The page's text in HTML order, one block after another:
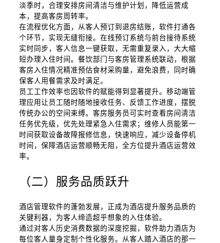
淡季时，合理安排房间清洁与维护计划，降低运营成
本，提高客房周转率。
在流程优化方面，从客人预订到退房结账，软件打通各
个环节，实现无缝衔接。在线预订系统与前台接待系统
实时同步，客人信息一键获取，无需重复录入，大大缩
短办理入住时间。餐饮部门与客房管理系统联动，根据
客房入住情况精准预估食材采购量，避免浪费，同时确
保客人用餐需求及时满足。
员工工作效率也因软件的赋能得到显著提升。移动端管
理应用让员工随时随地接收任务、反馈工作进度，摆脱
传统办公的空间束缚。客房服务员可实时查看房间清洁
任务优先级，优先处理紧急入住需求；维修人员能第一
时间获取设备故障报修信息，快速响应，减少设备停机
时间，保障酒店运营顺畅无阻，全方位提升酒店运营效
率。
（二）服务品质跃升
酒店管理软件的蓬勃发展，正成为酒店提升服务品质的
关键利器，为客人缔造超乎想象的入住体验。
通过对客人历史消费数据的深度挖掘，软件助力酒店为
每位客人量身定制个性化服务。从客人踏入酒店的那一